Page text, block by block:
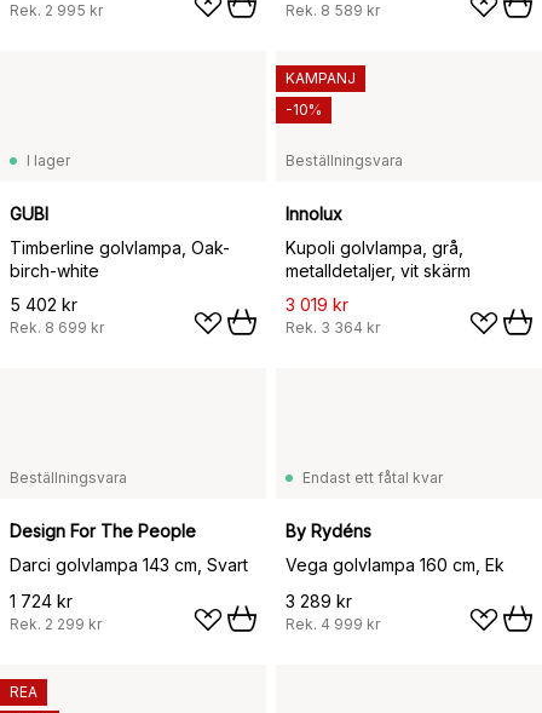
Rek. 2 995 kr Rek. 8 589 kr
I lager
GUBI
Timberline golvlampa, Oak-
birch-white
5 402 kr
Rek. 8 699 kr
Beställningsvara
Innolux
Kupoli golvlampa, grå,
metalldetaljer, vit skärm
3 019 kr
Rek. 3 364 kr
KAMPANJ
-10%
Beställningsvara
Design For The People
Darci golvlampa 143 cm, Svart
1 724 kr
Rek. 2 299 kr
Endast ett fåtal kvar
By Rydéns
Vega golvlampa 160 cm, Ek
3 289 kr
Rek. 4 999 kr
REA